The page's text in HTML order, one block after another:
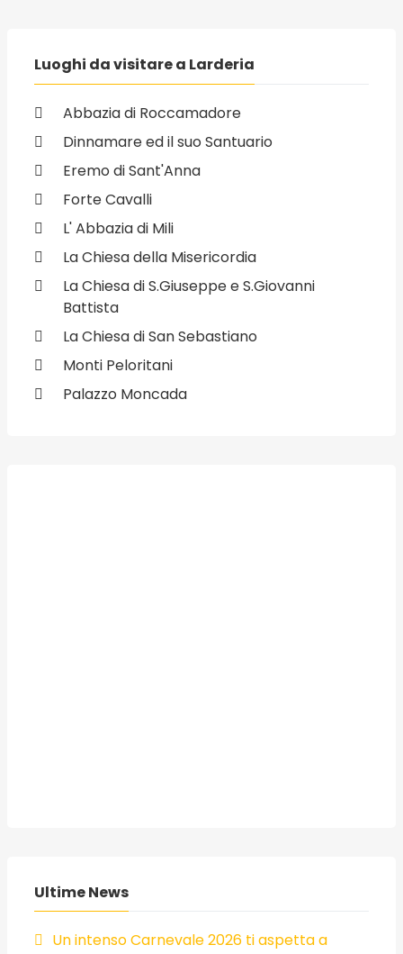
Luoghi da visitare a Larderia
Abbazia di Roccamadore
Dinnamare ed il suo Santuario
Eremo di Sant'Anna
Forte Cavalli
L' Abbazia di Mili
La Chiesa della Misericordia
La Chiesa di S.Giuseppe e S.Giovanni
Battista
La Chiesa di San Sebastiano
Monti Peloritani
Palazzo Moncada
Ultime News
Un intenso Carnevale 2026 ti aspetta a